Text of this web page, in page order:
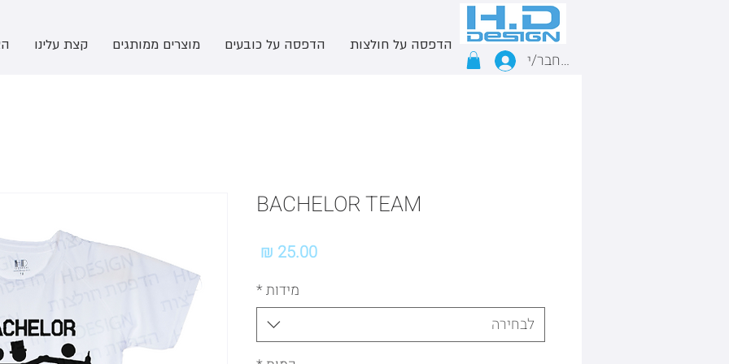
הדפסה על חולצות הדפסה על כובעים מוצרים ממותגים קצת עלינו
התחבר/י
BACHELOR TEAM
‏25.00 ‏₪
מידות*
לבחירה